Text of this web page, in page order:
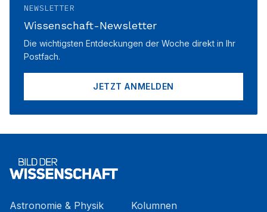
NEWSLETTER
Wissenschaft-Newsletter
Die wichtigsten Entdeckungen der Woche direkt in Ihr
Postfach.
JETZT ANMELDEN
Astronomie & Physik
Kolumnen